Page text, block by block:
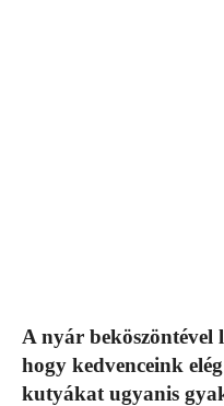
A nyár beköszöntével
hogy kedvenceink
kutyákat ugyanis